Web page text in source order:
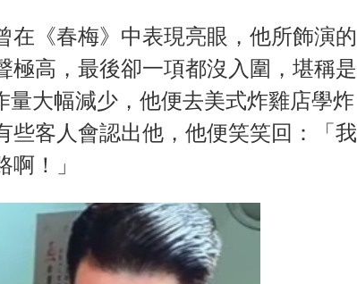
在《春梅》中表現亮眼，他所飾演的
極高，最後卻一項都沒入圍，堪稱是
量大幅減少，他便去美式炸雞店學炸
些客人會認出他，他便笑笑回：「我
！」